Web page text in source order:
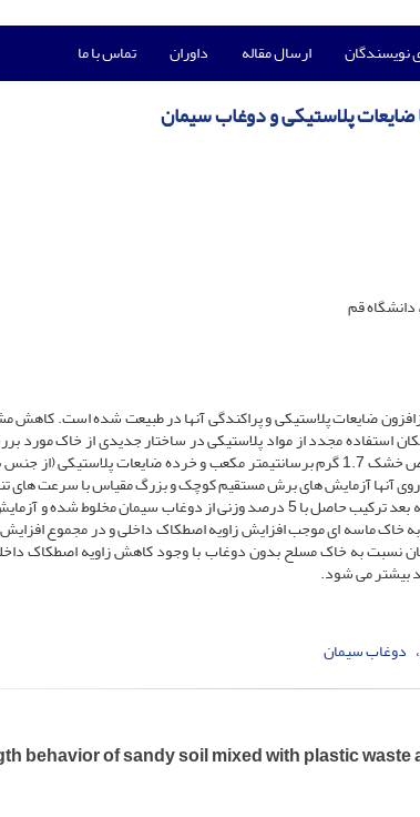
نویسندگان ارسال مقاله داوران تماس با ما
پلاستیکی و دوغاب سیمان
قم
ضایعات پلاستیکی و پراکندگی آنها در طبیعت شده است. کاهش
استفاده مجدد از مواد پلاستیکی در ساختار جدیدی از خاک مورد
این منظور، نمونه هایی از مخلوط خاک ماسه ای با وزن مخصوص خشک 1.7 گرم برسانتیمتر مکعب و خرده
میلیمتر بر دقیقه در شرایط اشباع انجام شده است. در مرحله بعد ترکیب حاصل با 5 درصد وزنی از
خاک ماسه ای موجب افزایش زاویه اصطکاک داخلی و در مجموع
نسبت به خاک مسلح بدون دوغاب با وجود کاهش زاویه اصطکاک
دوغاب سیمان
behavior of sandy soil mixed with plastic waste